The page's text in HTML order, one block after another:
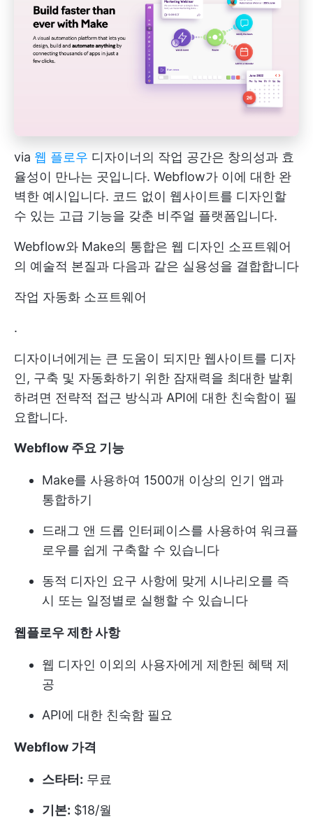
via 웹 플로우 디자이너의 작업 공간은 창의성과 효
율성이 만나는 곳입니다. Webflow가 이에 대한 완
벽한 예시입니다. 코드 없이 웹사이트를 디자인할
수 있는 고급 기능을 갖춘 비주얼 플랫폼입니다.
Webflow와 Make의 통합은 웹 디자인 소프트웨어
의 예술적 본질과 다음과 같은 실용성을 결합합니다
작업 자동화 소프트웨어
.
디자이너에게는 큰 도움이 되지만 웹사이트를 디자
인, 구축 및 자동화하기 위한 잠재력을 최대한 발휘
하려면 전략적 접근 방식과 API에 대한 친숙함이 필
요합니다.
Webflow 주요 기능
Make를 사용하여 1500개 이상의 인기 앱과
통합하기
드래그 앤 드롭 인터페이스를 사용하여 워크플
로우를 쉽게 구축할 수 있습니다
동적 디자인 요구 사항에 맞게 시나리오를 즉
시 또는 일정별로 실행할 수 있습니다
웹플로우 제한 사항
웹 디자인 이외의 사용자에게 제한된 혜택 제
공
API에 대한 친숙함 필요
Webflow 가격
스타터: 무료
기본: $18/월